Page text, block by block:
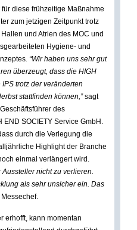
diese frühzeitige Maßnahme
zum jetzigen Zeitpunkt trotz
und Atrien des MOC und
Hygiene- und
. “Wir haben uns sehr gut
überzeugt, dass die HIGH
trotz der veränderten
stattfinden können,”sagt
des
END SOCIETY Service GmbH.
durch die Verlegung die
Highlight der Branche
einmal verlängert wird.
nicht zu verlieren.
als sehr unsicher ein. Das
erhofft, kann momentan